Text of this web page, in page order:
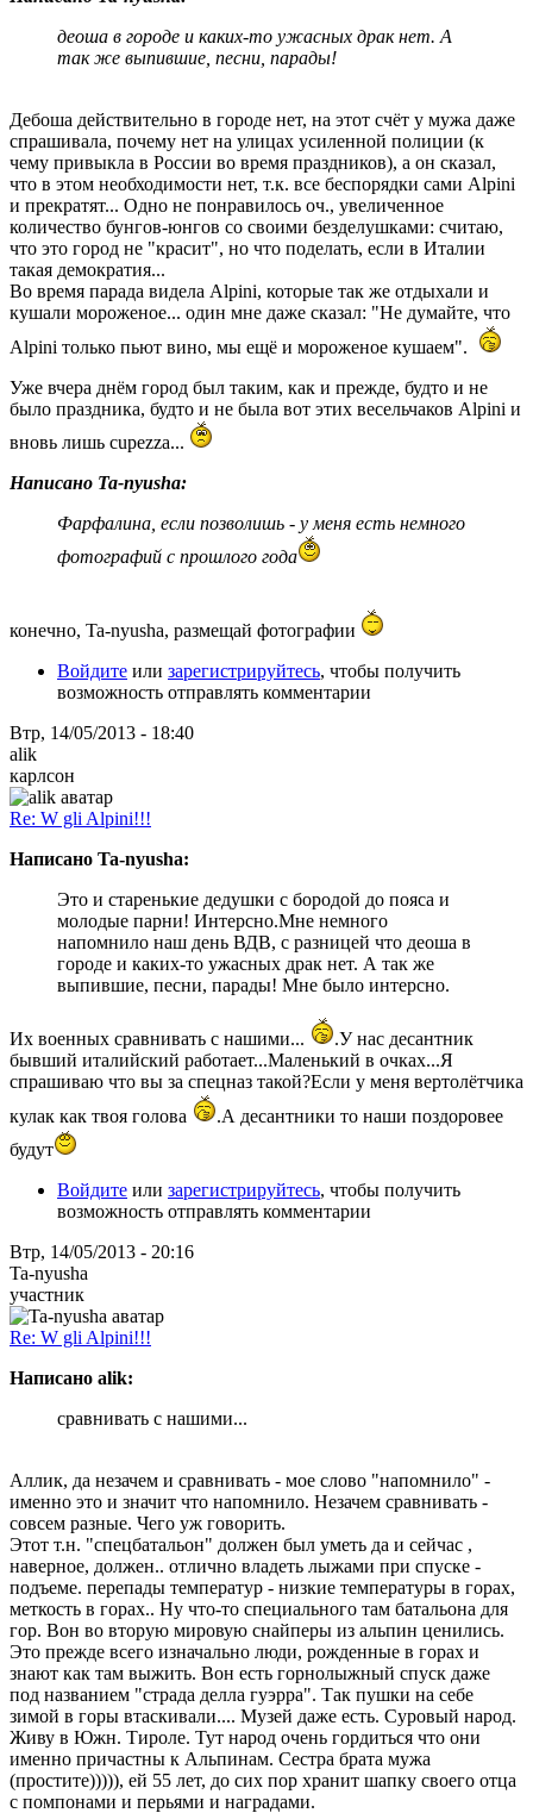
деоша в городе и каких-то ужасных драк нет. А
так же выпившие, песни, парады!
Дебоша действительно в городе нет, на этот счёт у мужа даже
спрашивала, почему нет на улицах усиленной полиции (к
чему привыкла в России во время праздников), а он сказал,
что в этом необходимости нет, т.к. все беспорядки сами Alpini
и прекратят... Одно не понравилось оч., увеличенное
количество бунгов-юнгов со своими безделушками: считаю,
что это город не "красит", но что поделать, если в Италии
такая демократия...
Во время парада видела Alpini, которые так же отдыхали и
кушали мороженое... один мне даже сказал: "Не думайте, что
Alpini только пьют вино, мы ещё и мороженое кушаем".
Уже вчера днём город был таким, как и прежде, будто и не
было праздника, будто и не была вот этих весельчаков Alpini и
вновь лишь cupezza...
Написано Ta-nyusha:
Фарфалина, если позволишь - у меня есть немного
фотографий с прошлого года
конечно, Ta-nyusha, размещай фотографии
Войдите или зарегистрируйтесь, чтобы получить
возможность отправлять комментарии
Втр, 14/05/2013 - 18:40
alik
карлсон
Re: W gli Alpini!!!
Написано Ta-nyusha:
Это и старенькие дедушки с бородой до пояса и
молодые парни! Интерсно.Мне немного
напомнило наш день ВДВ, с разницей что деоша в
городе и каких-то ужасных драк нет. А так же
выпившие, песни, парады! Мне было интерсно.
Их военных сравнивать с нашими...
.У нас десантник
бывший италийский работает...Маленький в очках...Я
спрашиваю что вы за спецназ такой?Если у меня вертолётчика
кулак как твоя голова
.А десантники то наши поздоровее
будут
Войдите или зарегистрируйтесь, чтобы получить
возможность отправлять комментарии
Втр, 14/05/2013 - 20:16
Ta-nyusha
участник
Re: W gli Alpini!!!
Написано alik:
сравнивать с нашими...
Аллик, да незачем и сравнивать - мое слово "напомнило" -
именно это и значит что напомнило. Незачем сравнивать -
совсем разные. Чего уж говорить.
Этот т.н. "спецбатальон" должен был уметь да и сейчас ,
наверное, должен.. отлично владеть лыжами при спуске -
подъеме. перепады температур - низкие температуры в горах,
меткость в горах.. Ну что-то специального там батальона для
гор. Вон во вторую мировую снайперы из альпин ценились.
Это прежде всего изначально люди, рожденные в горах и
знают как там выжить. Вон есть горнолыжный спуск даже
под названием "страда делла гуэрра". Так пушки на себе
зимой в горы втаскивали.... Музей даже есть. Суровый народ.
Живу в Южн. Тироле. Тут народ очень гордиться что они
именно причастны к Альпинам. Сестра брата мужа
(простите))))), ей 55 лет, до сих пор хранит шапку своего отца
с помпонами и перьями и наградами.